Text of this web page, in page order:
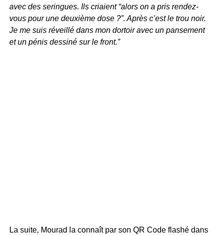
avec des seringues. Ils criaient “alors on a pris rendez-
vous pour une deuxième dose ?”. Après c’est le trou noir.
Je me suis réveillé dans mon dortoir avec un pansement
et un pénis dessiné sur le front.”
La suite, Mourad la connaît par son QR Code flashé dans